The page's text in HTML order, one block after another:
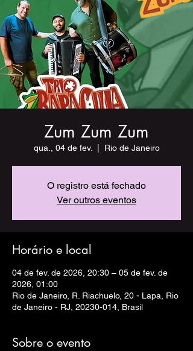
Zum Zum Zum
qua., 04 de fev. Rio de Janeiro
O registro está fechado
Ver outros eventos
Horário e local
04 de fev. de 2026, 20:30 – 05 de fev. de
2026, 01:00
Rio de Janeiro, R. Riachuelo, 20 - Lapa, Rio
de Janeiro - RJ, 20230-014, Brasil
Sobre o evento